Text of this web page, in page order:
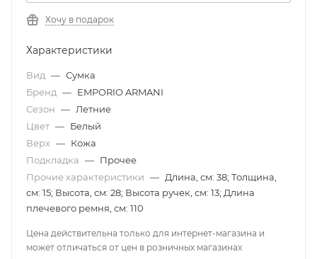
Хочу в подарок
Характеристики
Вид — Сумка
Бренд — EMPORIO ARMANI
Сезон — Летние
Цвет — Белый
Верх — Кожа
Подкладка — Прочее
Прочие характеристики — Длина, см: 38; Толщина,
см: 15; Высота, см: 28; Высота ручек, см: 13; Длина
плечевого ремня, см: 110
Цена действительна только для интернет-магазина и
может отличаться от цен в розничных магазинах